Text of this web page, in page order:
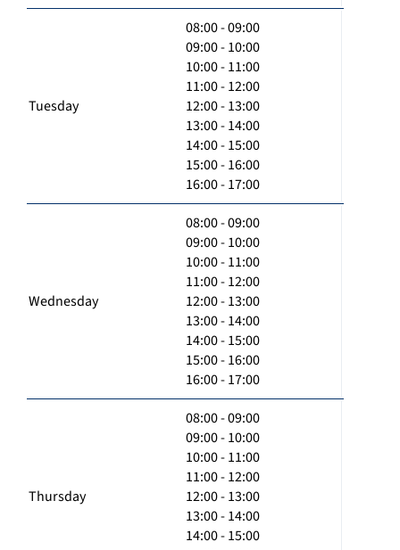
Tuesday
08:00 - 09:00
09:00 - 10:00
10:00 - 11:00
11:00 - 12:00
12:00 - 13:00
13:00 - 14:00
14:00 - 15:00
15:00 - 16:00
16:00 - 17:00
Wednesday
08:00 - 09:00
09:00 - 10:00
10:00 - 11:00
11:00 - 12:00
12:00 - 13:00
13:00 - 14:00
14:00 - 15:00
15:00 - 16:00
16:00 - 17:00
Thursday
08:00 - 09:00
09:00 - 10:00
10:00 - 11:00
11:00 - 12:00
12:00 - 13:00
13:00 - 14:00
14:00 - 15:00